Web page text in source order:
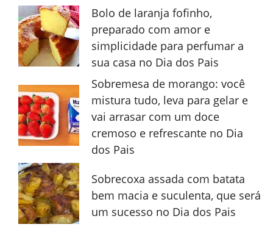
Bolo de laranja fofinho,
preparado com amor e
simplicidade para perfumar a
sua casa no Dia dos Pais
Sobremesa de morango: você
mistura tudo, leva para gelar e
vai arrasar com um doce
cremoso e refrescante no Dia
dos Pais
Sobrecoxa assada com batata
bem macia e suculenta, que será
um sucesso no Dia dos Pais